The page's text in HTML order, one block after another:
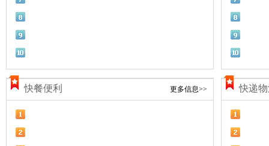
快餐便利 更多信息>> 快递